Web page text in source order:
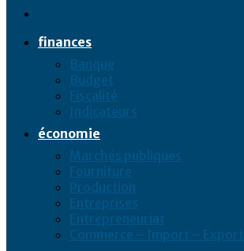
finances
Banque
Budget
Fiscalité
Indicateurs
économie
Marchés publiques
Fourniture
Production
Entreprises
Entrepreneuriat
Commerce – Import – Export